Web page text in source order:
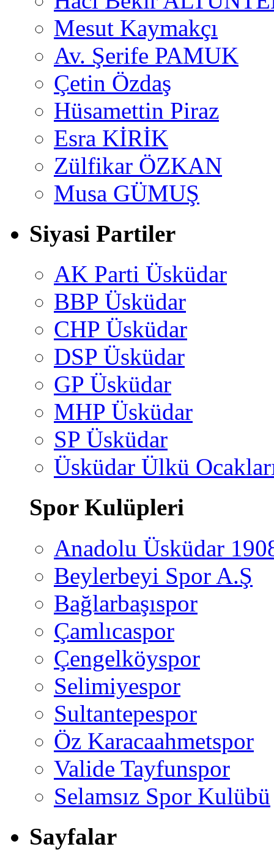
Mesut Kaymakçı
Av. Şerife PAMUK
Çetin Özdaş
Hüsamettin Piraz
Esra KİRİK
Zülfikar ÖZKAN
Musa GÜMUŞ
Siyasi Partiler
AK Parti Üsküdar
BBP Üsküdar
CHP Üsküdar
DSP Üsküdar
GP Üsküdar
MHP Üsküdar
SP Üsküdar
Üsküdar Ülkü
Spor Kulüpleri
Anadolu Üsküdar
Beylerbeyi Spor A.Ş
Bağlarbaşıspor
Çamlıcaspor
Çengelköyspor
Selimiyespor
Sultantepespor
Öz Karacaahmetspor
Valide Tayfunspor
Selamsız Spor Kulübü
Sayfalar